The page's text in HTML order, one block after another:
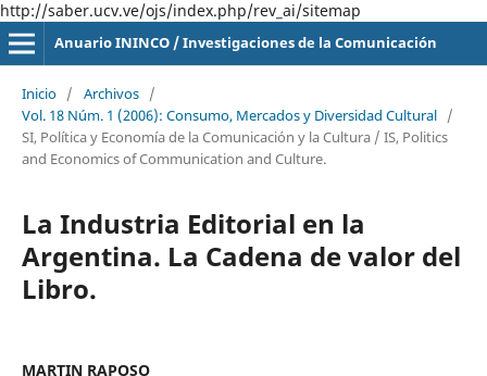
http://saber.ucv.ve/ojs/index.php/rev_ai/sitemap
Anuario ININCO / Investigaciones de la Comunicación
Inicio / Archivos /
Vol. 18 Núm. 1 (2006): Consumo, Mercados y Diversidad Cultural /
SI, Política y Economía de la Comunicación y la Cultura / IS, Politics
and Economics of Communication and Culture.
La Industria Editorial en la
Argentina. La Cadena de valor del
Libro.
MARTIN RAPOSO